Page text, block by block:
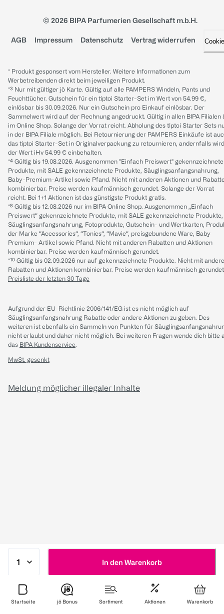
In den Warenkorb
© 2026 BIPA Parfumerien Gesellschaft m.b.H.
AGB Impressum Datenschutz Vertrag widerrufen
* Produkt gesponsert vom Hersteller. Weitere Informationen zum
Werbetreibenden direkt beim jeweiligen Produkt.
*³ Nur mit gültiger jö Karte. Gültig auf alle PAMPERS Windeln, Pants und
Feuchttücher. Gutschein für ein tiptoi Starter-Set im Wert von 54.99 €,
einlösbar bis 30.09.2026. Nur ein Gutschein pro Einkauf einlösbar. Der
Sammelwert wird auf der Rechnung angedruckt. Gültig in allen BIPA Filialen
im Online Shop. Solange der Vorrat reicht. Abholung des tiptoi Starter Sets
in der BIPA Filiale möglich. Bei Retournierung der PAMPERS Einkäufe ist
das tiptoi Starter-Set in Originalverpackung zu retournieren, andernfalls wird
der Wert iHv 54.99 € einbehalten.
*⁴ Gültig bis 19.08.2026. Ausgenommen "Einfach Preiswert" gekennzeichnete
Produkte, mit SALE gekennzeichnete Produkte, Säuglingsanfangsnahrung,
Baby-Premium-Artikel sowie Pfand. Nicht mit anderen Aktionen und
kombinierbar. Preise werden kaufmännisch gerundet. Solange der Vorrat
reicht. Bei 1+1 Aktionen ist das günstigste Produkt gratis.
*⁸ Gültig bis 12.08.2026 nur im BIPA Online Shop. Ausgenommen „Einfach
Preiswert“ gekennzeichnete Produkte, mit SALE gekennzeichnete Produkte,
Säuglingsanfangsnahrung, Fotoprodukte, Gutschein- und Wertkarten,
der Marke “Accessories“, “Tonies“, “Mavie“, preisgebundene Ware, Baby
Premium- Artikel sowie Pfand. Nicht mit anderen Rabatten und Aktionen
kombinierbar. Preise werden kaufmännisch gerundet.
*¹⁰ Gültig bis 02.09.2026 nur auf gekennzeichnete Produkte. Nicht mit
Rabatten und Aktionen kombinierbar. Preise werden kaufmännisch
Preisliste der letzten 30 Tage
Aufgrund der EU-Richtlinie 2006/141/EG ist es nicht möglich auf
Säuglingsanfangsnahrung Rabatte oder andere Aktionen zu geben. Des
weiteren ist ebenfalls ein Sammeln von Punkten für
nicht erlaubt und daher nicht möglich. Bei weiteren Fragen wende dich bitte
das BIPA Kundenservice.
MwSt. gesenkt
Meldung möglicher illegaler Inhalte
Startseite jö Bonus Sortiment Aktionen Warenkorb